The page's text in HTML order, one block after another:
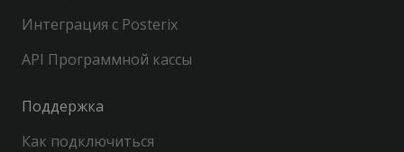
Интеграция с Posterix
API Программной кассы
Поддержка
Как подключиться